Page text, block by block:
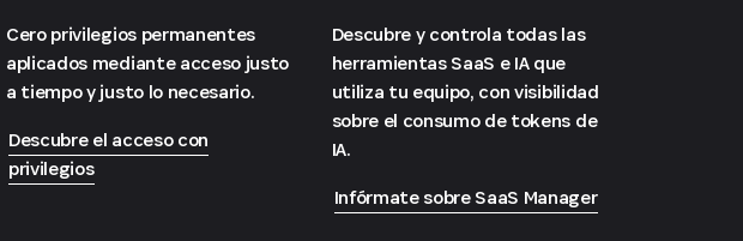
Cero privilegios permanentes
aplicados mediante acceso justo
a tiempo y justo lo necesario.
Descubre el acceso con
privilegios
Descubre y controla todas las
herramientas SaaS e IA que
utiliza tu equipo, con visibilidad
sobre el consumo de tokens de
IA.
Infórmate sobre SaaS Manager